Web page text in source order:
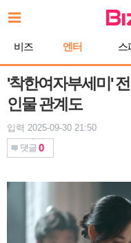
문
비즈 엔터 스
'착한여자부세미'
인물 관계도
입력 2025-09-30 21:50
댓글 0